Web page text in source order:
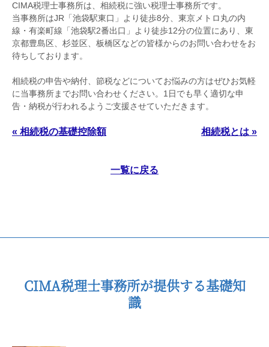
CIMA税理士事務所は、相続税に強い税理士事務所です。
当事務所はJR「池袋駅東口」より徒歩8分、東京メトロ丸の内
線・有楽町線「池袋駅2番出口」より徒歩12分の位置にあり、東
京都豊島区、杉並区、板橋区などの皆様からのお問い合わせをお
待ちしております。
相続税の申告や納付、節税などについてお悩みの方はぜひお気軽
に当事務所までお問い合わせください。1日でも早く適切な申
告・納税が行われるようご支援させていただきます。
« 相続税の基礎控除額 相続税とは »
一覧に戻る
CIMA税理士事務所が提供する基礎知
識